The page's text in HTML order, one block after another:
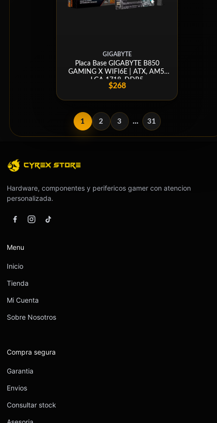
GIGABYTE
Placa Base GIGABYTE B850
GAMING X WIFI6E | ATX, AM5,
LGA 1718, DDR5
$268
1 2 3 ... 31
Hardware, componentes y perifericos gamer con atencion
personalizada.
Menu
Inicio
Tienda
Mi Cuenta
Sobre Nosotros
Compra segura
Garantia
Envios
Consultar stock